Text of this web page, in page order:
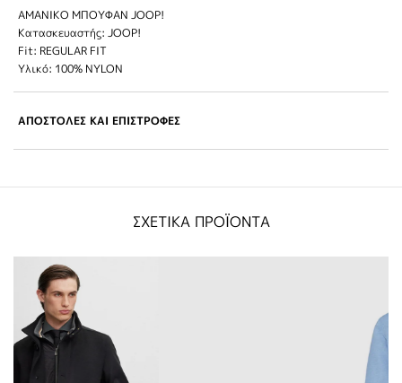
ΑΜΑΝΙΚΟ ΜΠΟΥΦΑΝ JOOP!
Κατασκευαστής: JOOP!
Fit: REGULAR FIT
Υλικό: 100% NYLON
ΑΠΟΣΤΟΛΕΣ ΚΑΙ ΕΠΙΣΤΡΟΦΕΣ
ΣΧΕΤΙΚΑ ΠΡΟΪΟΝΤΑ